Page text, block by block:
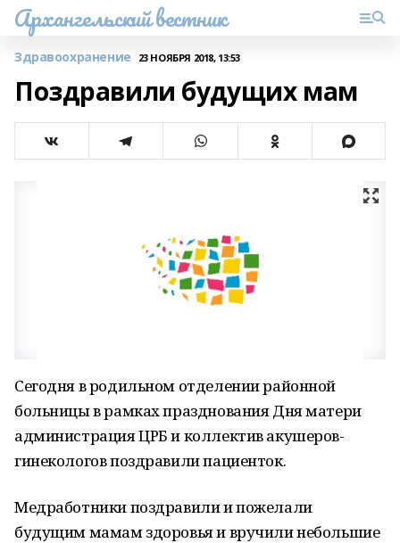
Архангельский вестник
Здравоохранение 23 НОЯБРЯ 2018, 13:53
Поздравили будущих мам
Сегодня в родильном отделении районной
больницы в рамках празднования Дня матери
администрация ЦРБ и коллектив акушеров-
гинекологов поздравили пациенток.
Медработники поздравили и пожелали
будущим мамам здоровья и вручили небольшие